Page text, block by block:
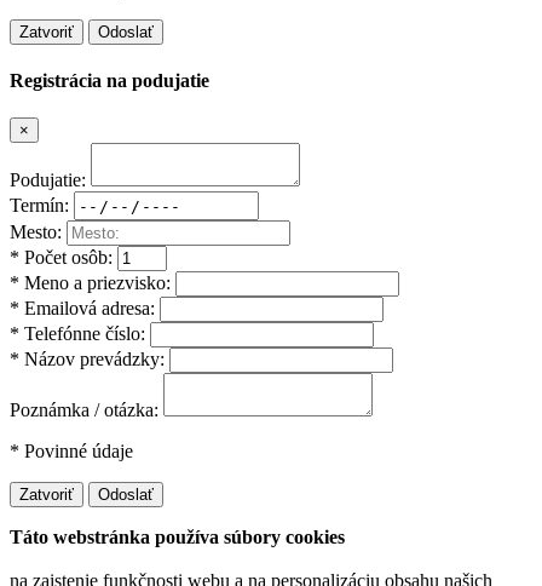
Zatvoriť Odoslať
Registrácia na podujatie
×
Podujatie:
Termín:
Mesto:
* Počet osôb:
* Meno a priezvisko:
* Emailová adresa:
* Telefónne číslo:
* Názov prevádzky:
Poznámka / otázka:
* Povinné údaje
Zatvoriť Odoslať
Táto webstránka používa súbory cookies
na zaistenie funkčnosti webu a na personalizáciu obsahu našich